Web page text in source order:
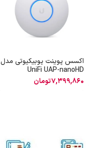
اکسس پوینت یوبیکیوتی مدل
UniFi UAP-nanoHD
7,399,860تومان